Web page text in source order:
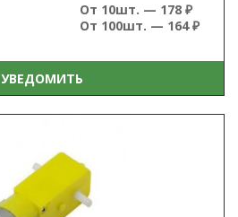
От 10шт. — 178 ₽
От 100шт. — 164 ₽
УВЕДОМИТЬ